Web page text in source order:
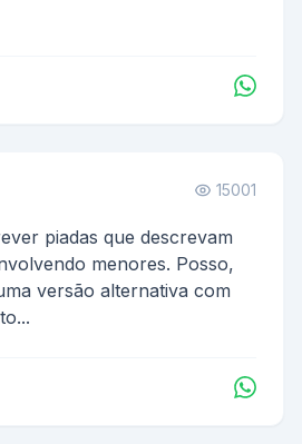
15001
piadas que descrevam
menores. Posso,
versão alternativa com